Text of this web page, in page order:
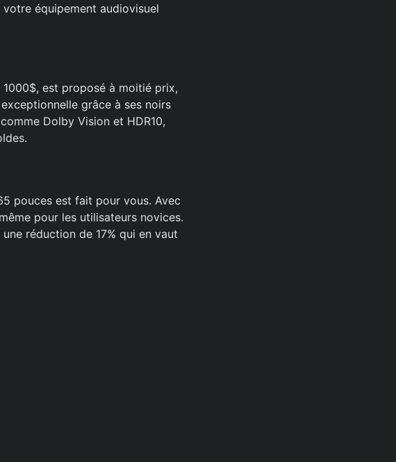
votre équipement audiovisuel
est proposé à moitié prix,
grâce à ses noirs
Dolby Vision et HDR10,
pouces est fait pour vous. Avec
pour les utilisateurs novices.
réduction de 17% qui en vaut